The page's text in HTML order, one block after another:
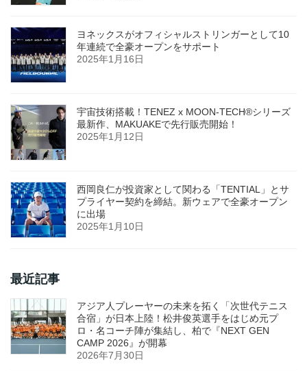
ヨネックスがオフィシャルストリンガーとして10
年連続で全豪オープンをサポート
2025年1月16日
宇宙技術搭載！TENEZ x MOON-TECH®シリーズ
最新作、MAKUAKEで先行販売開始！
2025年1月12日
西岡良仁が投資家として関わる「TENTIAL」とサ
プライヤー契約を締結。新ウェアで全豪オープン
に出場
2025年1月10日
最近記事
アジア人プレーヤーの未来を拓く「次世代テニス
合宿」が日本上陸！松井俊英選手をはじめ元プ
ロ・名コーチ陣が集結し、柏で『NEXT GEN
CAMP 2026』が開幕
2026年7月30日